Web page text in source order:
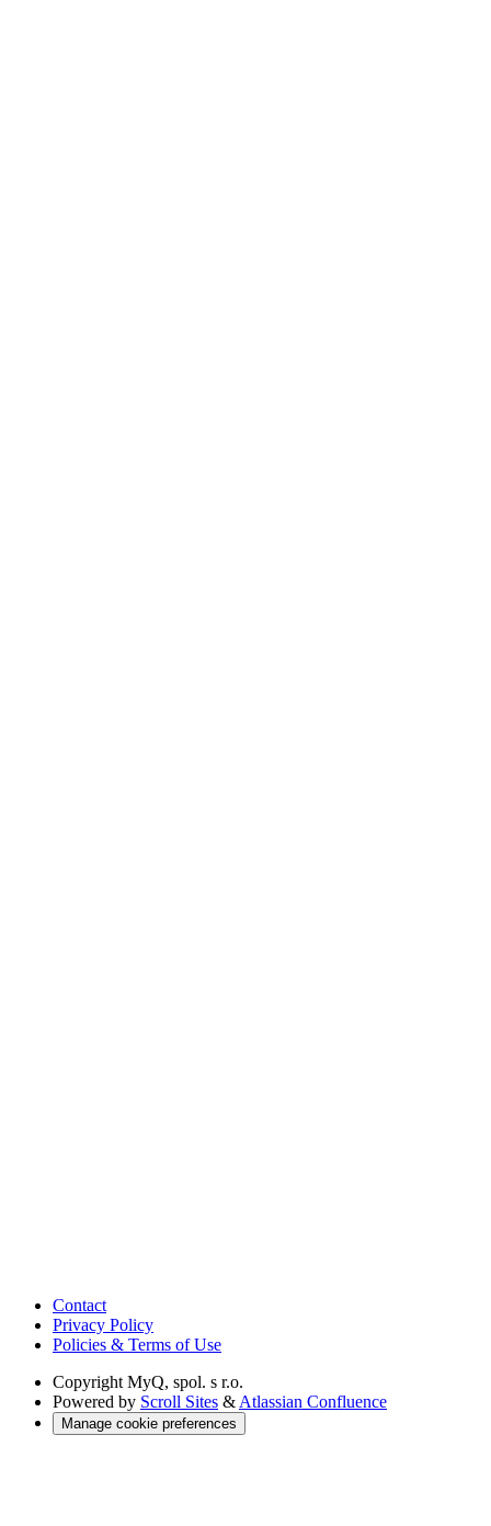
Contact
Privacy Policy
Policies & Terms of Use
Copyright MyQ, spol. s r.o.
Powered by Scroll Sites & Atlassian Confluence
Manage cookie preferences